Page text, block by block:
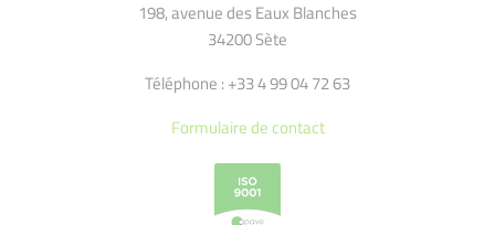
198, avenue des Eaux Blanches
34200 Sète
Téléphone : +33 4 99 04 72 63
Formulaire de contact